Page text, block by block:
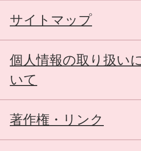
サイトマップ
個人情報の取り扱い
いて
著作権・リンク